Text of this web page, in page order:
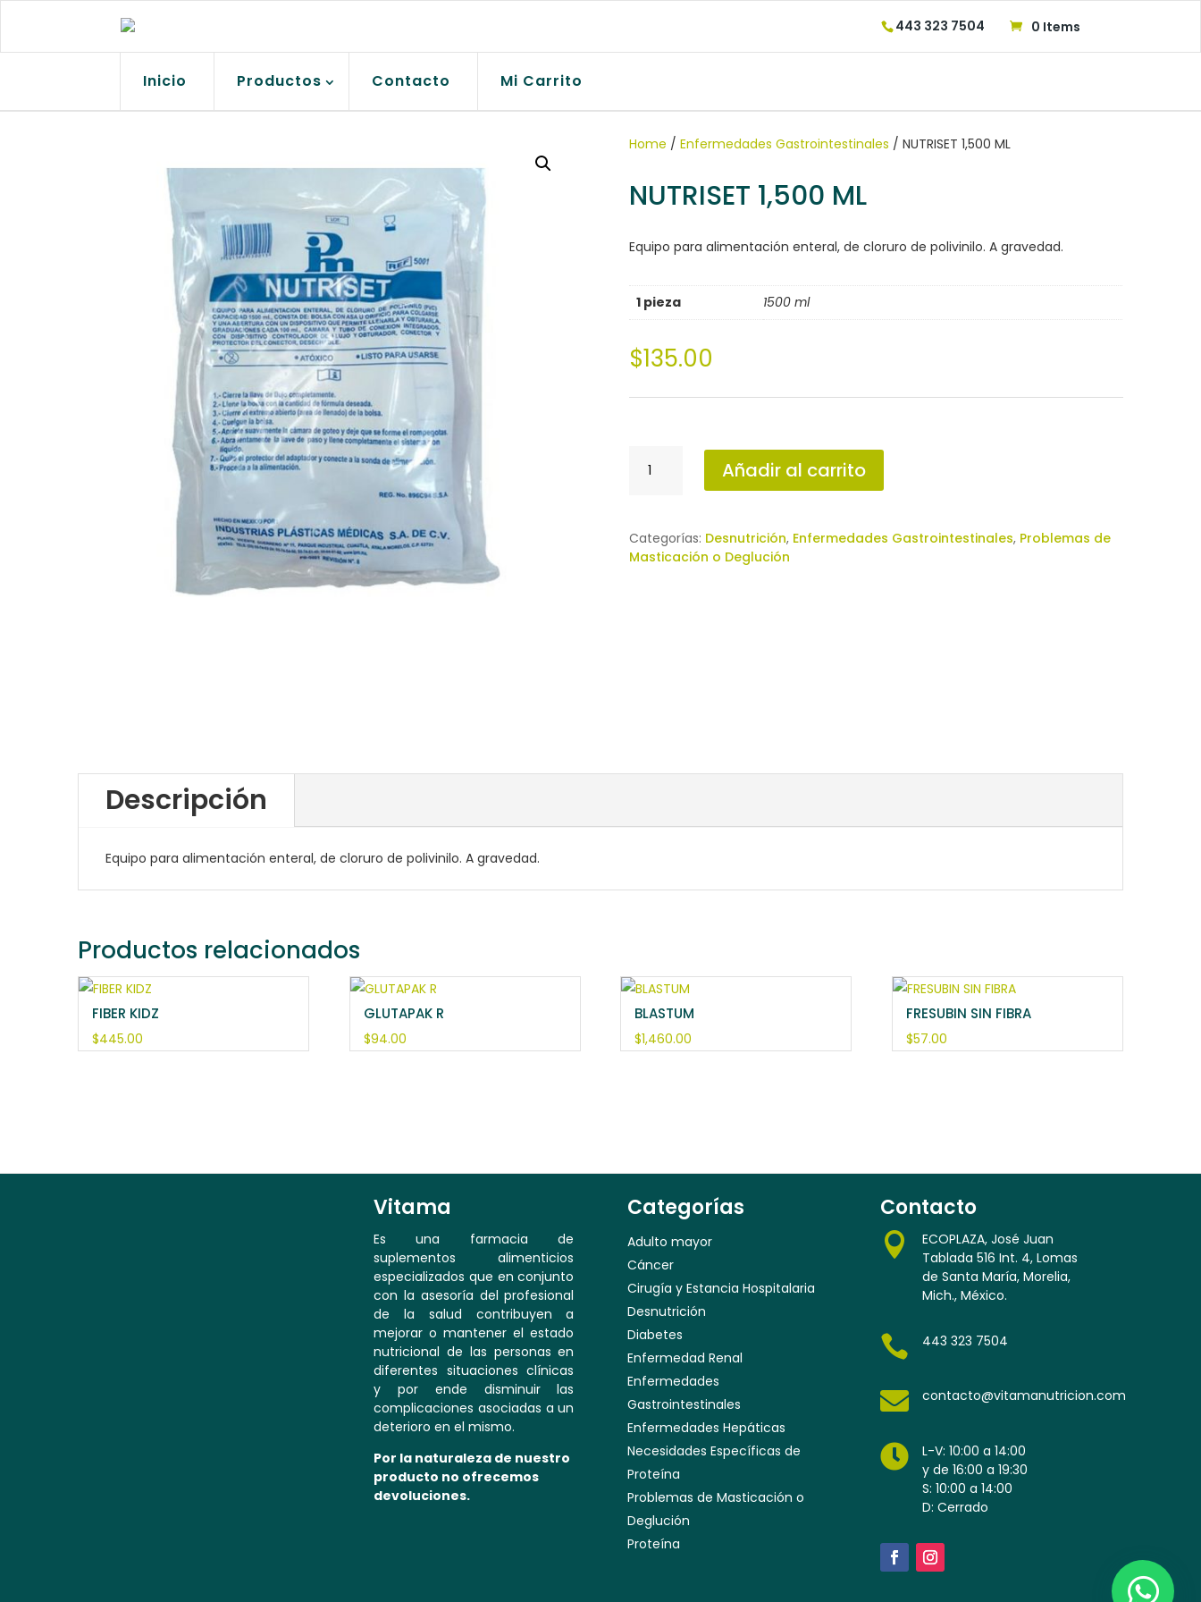
443 323 7504 0 Items
Inicio Productos Contacto Mi Carrito
Home /Enfermedades Gastrointestinales / NUTRISET 1,500 ML
NUTRISET 1,500 ML
Equipo para alimentación enteral, de cloruro de polivinilo. A gravedad.
1 pieza 1500 ml
$135.00
1,500
Añadir al carrito
Categorías: Desnutrición, Enfermedades Gastrointestinales, Problemas de
Masticación o Deglución
Descripción
Equipo para alimentación enteral, de cloruro de polivinilo. A gravedad.
Productos relacionados
FIBER KIDZ
$445.00
GLUTAPAK R
$94.00
BLASTUM
$1,460.00
FRESUBIN SIN FIBRA
$57.00
Vitama
Es una farmacia de
suplementos alimenticios
especializados que en conjunto
con la asesoría del profesional
de la salud contribuyen a
mejorar o mantener el estado
nutricional de las personas en
diferentes situaciones clínicas
y por ende disminuir las
complicaciones asociadas a un
deterioro en el mismo.
Por la naturaleza de nuestro
producto no ofrecemos
devoluciones.
Categorías
Adulto mayor
Cáncer
Cirugía y Estancia Hospitalaria
Desnutrición
Diabetes
Enfermedad Renal
Enfermedades
Gastrointestinales
Enfermedades Hepáticas
Necesidades Específicas de
Proteína
Problemas de Masticación o
Deglución
Proteína
Contacto

ECOPLAZA, José Juan
Tablada 516 Int. 4, Lomas
de Santa María, Morelia,
Mich., México.
 443 323 7504
 contacto@vitamanutricion.com

L-V: 10:00 a 14:00
y de 16:00 a 19:30
S: 10:00 a 14:00
D: Cerrado